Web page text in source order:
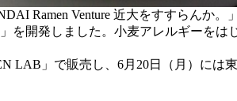
Ramen Venture 近大をすすらんか。
開発しました。小麦アレルギーを
LAB」で販売し、6月20日（月）に